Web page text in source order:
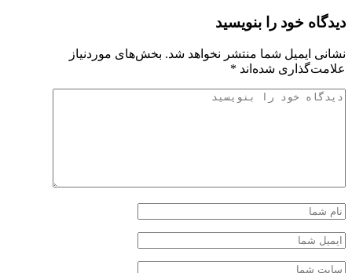
دیدگاه خود را بنویسید
نشانی ایمیل شما منتشر نخواهد شد. بخش‌های موردنیاز
علامت‌گذاری شده‌اند *